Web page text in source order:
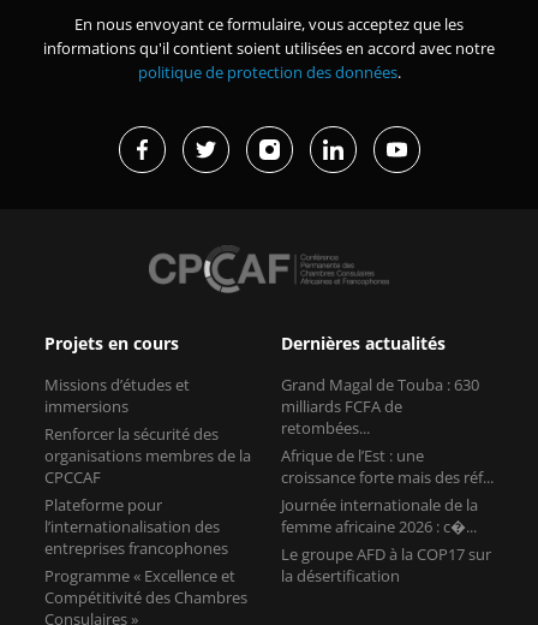
En nous envoyant ce formulaire, vous acceptez que les
informations qu'il contient soient utilisées en accord avec notre
politique de protection des données.
Projets en cours
Missions d’études et
immersions
Renforcer la sécurité des
organisations membres de la
CPCCAF
Plateforme pour
l’internationalisation des
entreprises francophones
Programme « Excellence et
Compétitivité des Chambres
Consulaires »
Dernières actualités
Grand Magal de Touba : 630
milliards FCFA de
retombées...
Afrique de l’Est : une
croissance forte mais des réf...
Journée internationale de la
femme africaine 2026 : c�...
Le groupe AFD à la COP17 sur
la désertification